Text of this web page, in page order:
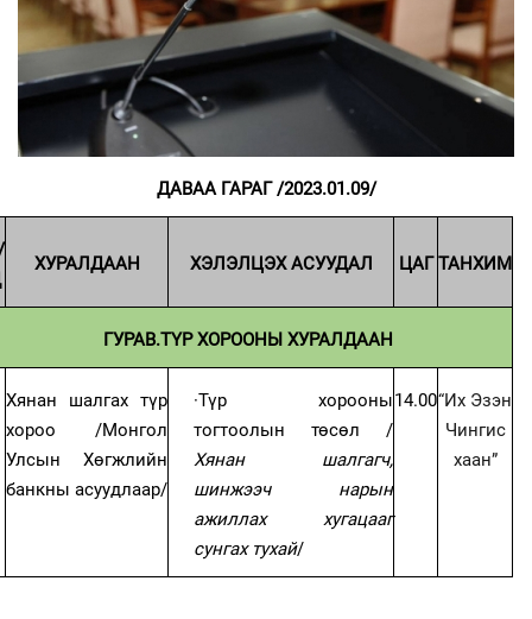
ДАВАА ГАРАГ /2023.01.09/
ХУРАЛДААН ХЭЛЭЛЦЭХ АСУУДАЛ ЦАГ ТАНХИМ
ГУРАВ.ТҮР ХОРООНЫ ХУРАЛДААН
Хянан шалгах түр
хороо /Монгол
Улсын Хөгжлийн
банкны асуудлаар/
·Түр хорооны
тогтоолын төсөл /
Хянан шалгагч,
шинжээч нарын
ажиллах хугацааг
сунгах тухай/
14.00“Их Эзэн
Чингис
хаан”